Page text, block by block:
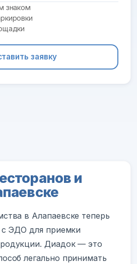
знаком
заявку
и
в Алапаевске теперь
с ЭДО для приемки
Диадок — это
легально принимать